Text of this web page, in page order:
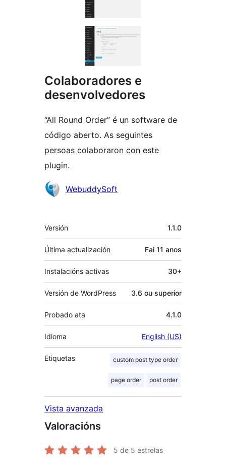
Colaboradores e
desenvolvedores
“All Round Order” é un software de
código aberto. As seguintes
persoas colaboraron con este
plugin.
Colaboradores
WebuddySoft
Meta
Versión 1.1.0
Última actualización Fai 11 anos
Instalacións activas 30+
Versión de WordPress 3.6 ou superior
Probado ata 4.1.0
Idioma English (US)
Etiquetas custom post type order
page order post order
Vista avanzada
Valoracións
5 de 5 estrelas